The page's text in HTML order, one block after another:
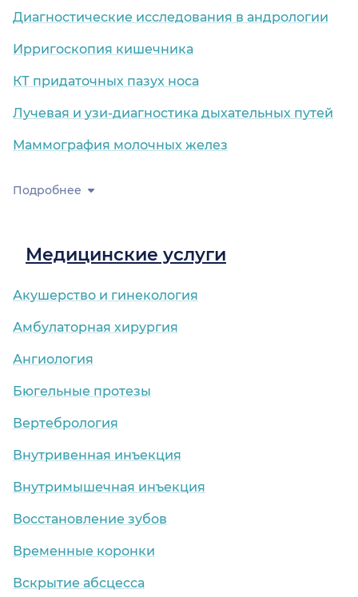
Диагностические исследования в андрологии
Ирригоскопия кишечника
КТ придаточных пазух носа
Лучевая и узи-диагностика дыхательных путей
Маммография молочных желез
Подробнее
Медицинские услуги
Акушерство и гинекология
Амбулаторная хирургия
Ангиология
Бюгельные протезы
Вертебрология
Внутривенная инъекция
Внутримышечная инъекция
Восстановление зубов
Временные коронки
Вскрытие абсцесса